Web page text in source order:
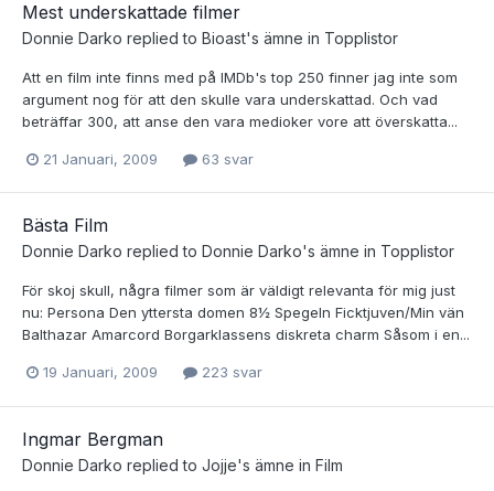
Mest underskattade filmer
Donnie Darko replied to Bioast's ämne in Topplistor
Att en film inte finns med på IMDb's top 250 finner jag inte som
argument nog för att den skulle vara underskattad. Och vad
beträffar 300, att anse den vara medioker vore att överskatta...
21 Januari, 2009 63 svar
Bästa Film
Donnie Darko replied to Donnie Darko's ämne in Topplistor
För skoj skull, några filmer som är väldigt relevanta för mig just
nu: Persona Den yttersta domen 8½ Spegeln Ficktjuven/Min vän
Balthazar Amarcord Borgarklassens diskreta charm Såsom i en...
19 Januari, 2009 223 svar
Ingmar Bergman
Donnie Darko replied to Jojje's ämne in Film